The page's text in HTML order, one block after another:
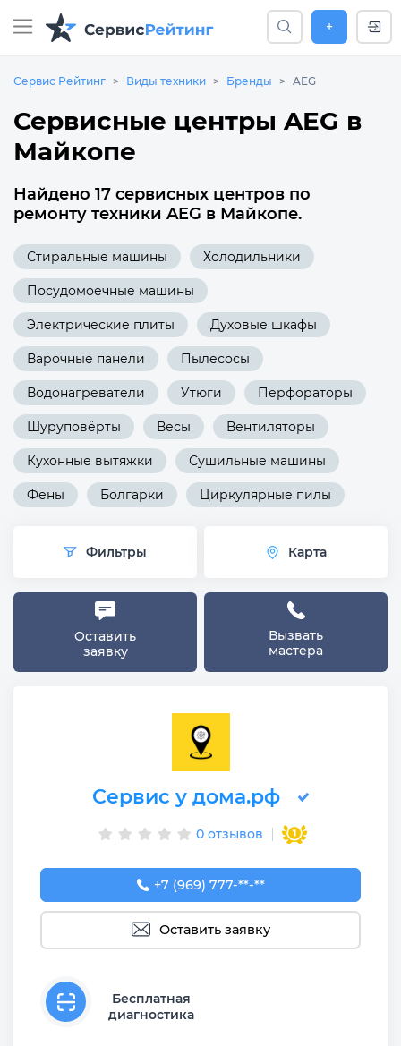
+
Сервис Рейтинг Виды техники Бренды AEG
Сервисные центры AEG в
Майкопе
Найдено 17 сервисных центров по
ремонту техники AEG в Майкопе.
Стиральные машины Холодильники
Посудомоечные машины
Электрические плиты Духовые шкафы
Варочные панели Пылесосы
Водонагреватели Утюги Перфораторы
Шуруповёрты Весы Вентиляторы
Кухонные вытяжки Сушильные машины
Фены Болгарки Циркулярные пилы
Фильтры Карта
Оставить
заявку
Вызвать
мастера
Сервис у дома.рф
0 отзывов
+7 (969) 777-50-55
+7 (969) 777-**-**
Оставить заявку
Бесплатная
диагностика